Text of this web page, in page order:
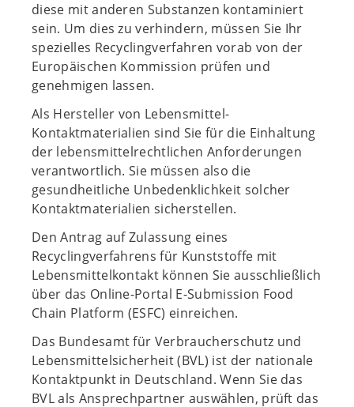
diese mit anderen Substanzen kontaminiert
sein. Um dies zu verhindern, müssen Sie Ihr
spezielles Recyclingverfahren vorab von der
Europäischen Kommission prüfen und
genehmigen lassen.
Als Hersteller von Lebensmittel-
Kontaktmaterialien sind Sie für die Einhaltung
der lebensmittelrechtlichen Anforderungen
verantwortlich. Sie müssen also die
gesundheitliche Unbedenklichkeit solcher
Kontaktmaterialien sicherstellen.
Den Antrag auf Zulassung eines
Recyclingverfahrens für Kunststoffe mit
Lebensmittelkontakt können Sie ausschließlich
über das Online-Portal E-Submission Food
Chain Platform (ESFC) einreichen.
Das Bundesamt für Verbraucherschutz und
Lebensmittelsicherheit (BVL) ist der nationale
Kontaktpunkt in Deutschland. Wenn Sie das
BVL als Ansprechpartner auswählen, prüft das